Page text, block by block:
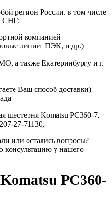
регион России, в том числе
СНГ:
компанией
линии, ПЭК, и др.)
а также Екатеринбургу и г.
Ваш способ доставки)
шестерня Komatsu PC360-7,
207-27-71130,
или остались вопросы?
консультацию у нашего
PC360-